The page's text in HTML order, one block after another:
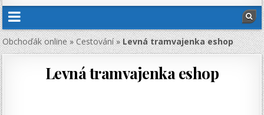
Obchoďák online»Cestování»Levná tramvajenka eshop
Levná tramvajenka eshop